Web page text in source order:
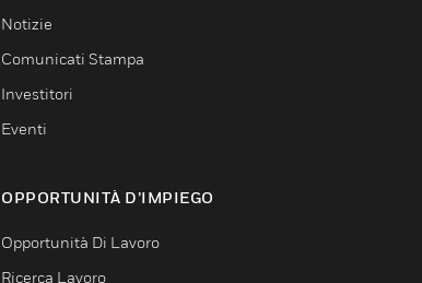
Notizie
Comunicati Stampa
Investitori
Eventi
OPPORTUNITÀ D’IMPIEGO
Opportunità Di Lavoro
Ricerca Lavoro